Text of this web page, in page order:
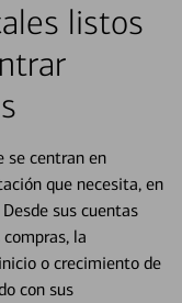
listos
se centran en
que necesita, en
sus cuentas
la
o crecimiento de
con sus